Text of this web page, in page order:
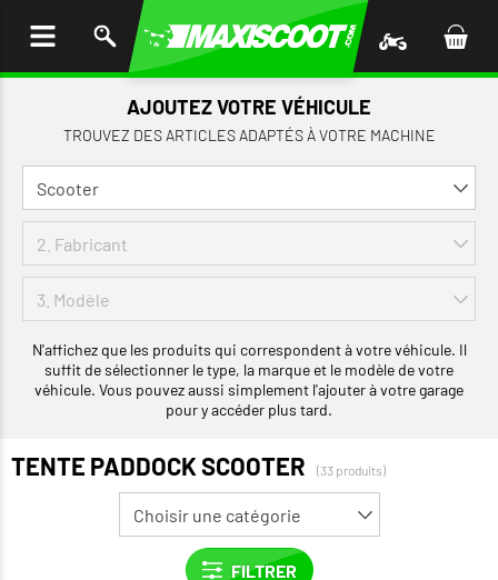
AJOUTEZ VOTRE VÉHICULE
TROUVEZ DES ARTICLES ADAPTÉS À VOTRE MACHINE
N'affichez que les produits qui correspondent à votre véhicule. Il
suffit de sélectionner le type, la marque et le modèle de votre
véhicule. Vous pouvez aussi simplement l'ajouter à votre garage
pour y accéder plus tard.
TENTE PADDOCK SCOOTER (33 produits)